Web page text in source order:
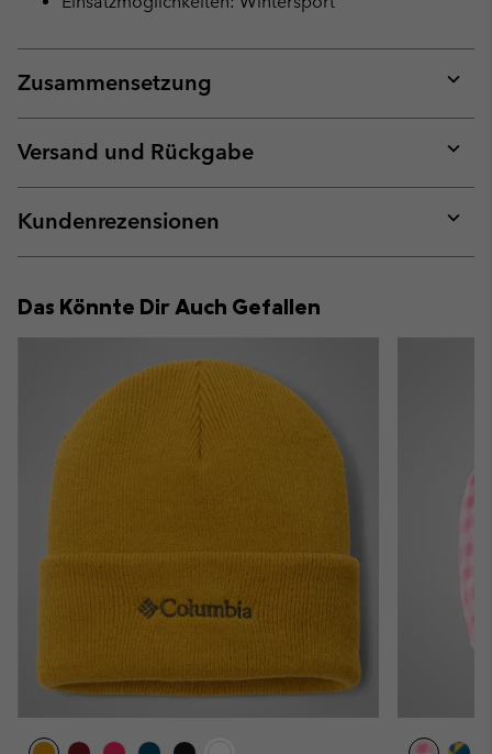
Zusammensetzung
or
Versand und Rückgabe
or
Kundenrezensionen
or
Das Könnte Dir Auch Gefallen